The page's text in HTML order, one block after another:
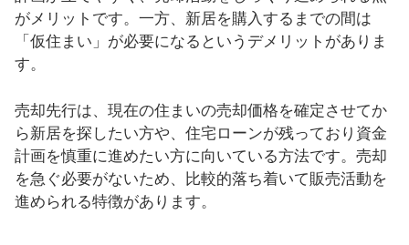
がメリットです。一方、新居を購入するまでの間は
「仮住まい」が必要になるというデメリットがありま
す。
売却先行は、現在の住まいの売却価格を確定させてか
ら新居を探したい方や、住宅ローンが残っており資金
計画を慎重に進めたい方に向いている方法です。売却
を急ぐ必要がないため、比較的落ち着いて販売活動を
進められる特徴があります。